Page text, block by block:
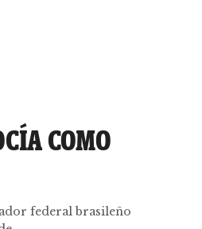
COMO
federal brasileño